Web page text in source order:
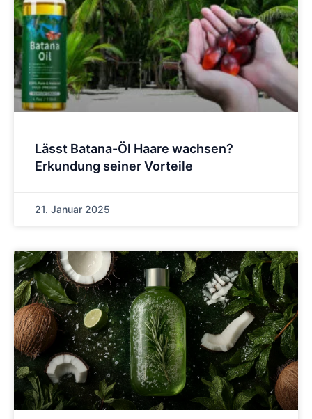
Lässt Batana-Öl Haare wachsen?
Erkundung seiner Vorteile
21. Januar 2025